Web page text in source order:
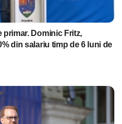
Dominic Fritz,
din salariu timp de 6 luni de